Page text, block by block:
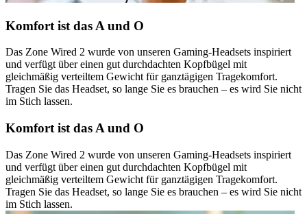
Komfort ist das A und O
Das Zone Wired 2 wurde von unseren Gaming-Headsets inspiriert
und verfügt über einen gut durchdachten Kopfbügel mit
gleichmäßig verteiltem Gewicht für ganztägigen Tragekomfort.
Tragen Sie das Headset, so lange Sie es brauchen – es wird Sie nicht
im Stich lassen.
Komfort ist das A und O
Das Zone Wired 2 wurde von unseren Gaming-Headsets inspiriert
und verfügt über einen gut durchdachten Kopfbügel mit
gleichmäßig verteiltem Gewicht für ganztägigen Tragekomfort.
Tragen Sie das Headset, so lange Sie es brauchen – es wird Sie nicht
im Stich lassen.